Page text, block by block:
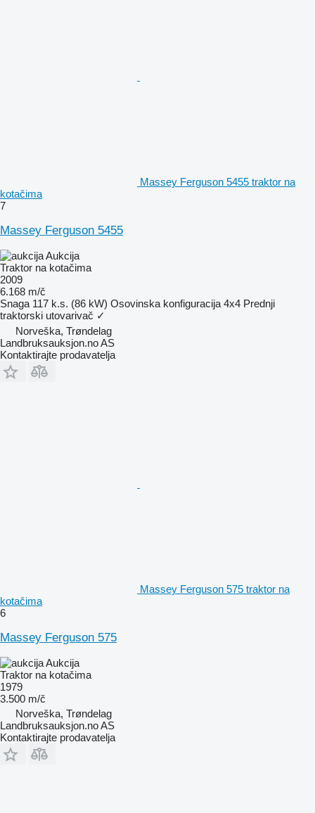
Massey Ferguson 5455 traktor na
kotačima
7
Massey Ferguson 5455
Aukcija
Traktor na kotačima
2009
6.168 m/č
Snaga 117 k.s. (86 kW) Osovinska konfiguracija 4x4 Prednji
traktorski utovarivač ✓
Norveška, Trøndelag
Landbruksauksjon.no AS
Kontaktirajte prodavatelja
Massey Ferguson 575 traktor na
kotačima
6
Massey Ferguson 575
Aukcija
Traktor na kotačima
1979
3.500 m/č
Norveška, Trøndelag
Landbruksauksjon.no AS
Kontaktirajte prodavatelja